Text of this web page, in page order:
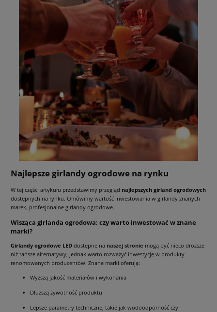
Najlepsze girlandy ogrodowe na rynku
W tej części artykułu przedstawimy przegląd najlepszych girland ogrodowych
dostępnych na rynku. Omówimy wartość inwestowania w girlandy znanych
marek, profesjonalne girlandy ogrodowe.
Wisząca girlanda ogrodowa: czy warto inwestować w znane
marki?
Girlandy ogrodowe LED dostępne na naszej stronie mogą być nieco droższe
niż tańsze alternatywy, jednak warto rozważyć inwestycję w produkty
renomowanych producentów. Znane marki oferują:
Wyższą jakość materiałów i wykonania
Dłuższą żywotność produktu
Lepsze parametry techniczne, takie jak wodoodporność czy